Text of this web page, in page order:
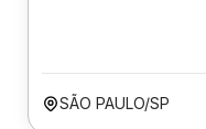
SÃO PAULO/SP